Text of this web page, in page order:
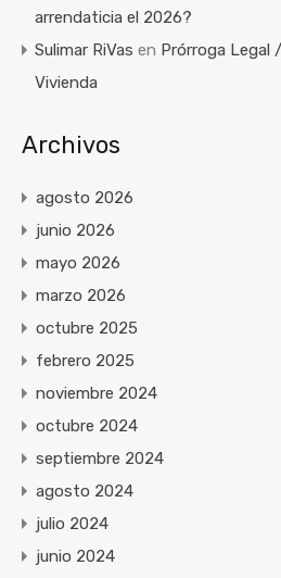
arrendaticia el 2026?
Sulimar RiVas en Prórroga Legal
Vivienda
Archivos
agosto 2026
junio 2026
mayo 2026
marzo 2026
octubre 2025
febrero 2025
noviembre 2024
octubre 2024
septiembre 2024
agosto 2024
julio 2024
junio 2024